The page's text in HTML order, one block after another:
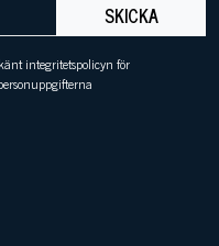
SKICKA
integritetspolicyn för